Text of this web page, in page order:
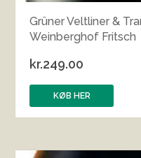
Grüner Veltliner &
Weinberghof Fritsch
kr.249.00
KØB HER